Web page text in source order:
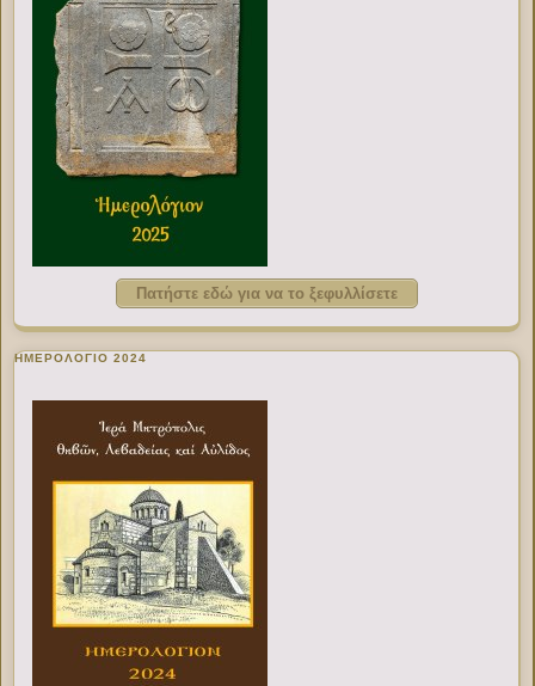
Πατήστε εδώ για να το ξεφυλλίσετε
ΗΜΕΡΟΛΟΓΙΟ 2024